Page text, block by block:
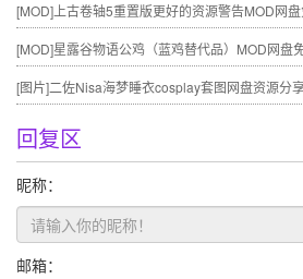
[MOD] 上古卷轴5重置版更好的资源警告MOD网
[MOD]星露谷物语公鸡（蓝鸡替代品）MOD网盘
[图片]二佐Nisa海梦睡衣cosplay套图网盘资源分享
回复区
昵称：
邮箱：